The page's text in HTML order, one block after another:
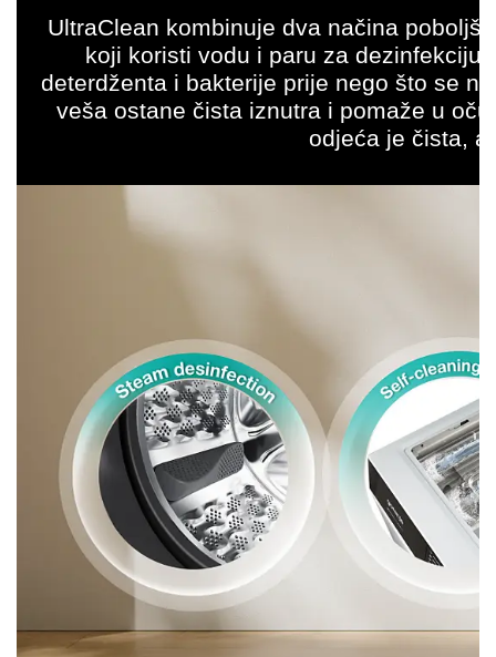
UltraClean kombinuje dva načina
koji koristi vodu i paru za dezinfekciju
deterdženta i bakterije prije nego što se
veša ostane čista iznutra i pomaže u
odjeća je čista,